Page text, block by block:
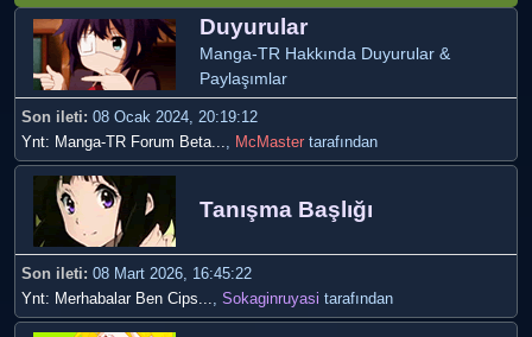
Duyurular
Manga-TR Hakkında Duyurular &
Paylaşımlar
Son ileti: 08 Ocak 2024, 20:19:12
Ynt: Manga-TR Forum Beta..., McMaster tarafından
Tanışma Başlığı
Son ileti: 08 Mart 2026, 16:45:22
Ynt: Merhabalar Ben Cips..., Sokaginruyasi tarafından